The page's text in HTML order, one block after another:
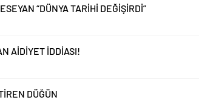
“DÜNYA TARİHİ DEĞİŞİRDİ”
AİDİYET İDDİASI!
DÜĞÜN